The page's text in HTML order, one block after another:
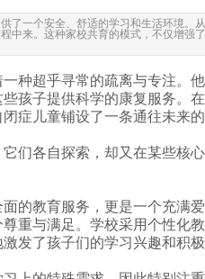
一个安全、舒适的学习和生活环境。
来。这种家校共育的模式，不仅增强
种超乎寻常的疏离与专注。
孩子提供科学的康复服务。
症儿童铺设了一条通往未来的
们各自探索，却又在某些核
的教育服务，更是一个充满
重与满足。学校采用个性化
发了孩子们的学习兴趣和积极